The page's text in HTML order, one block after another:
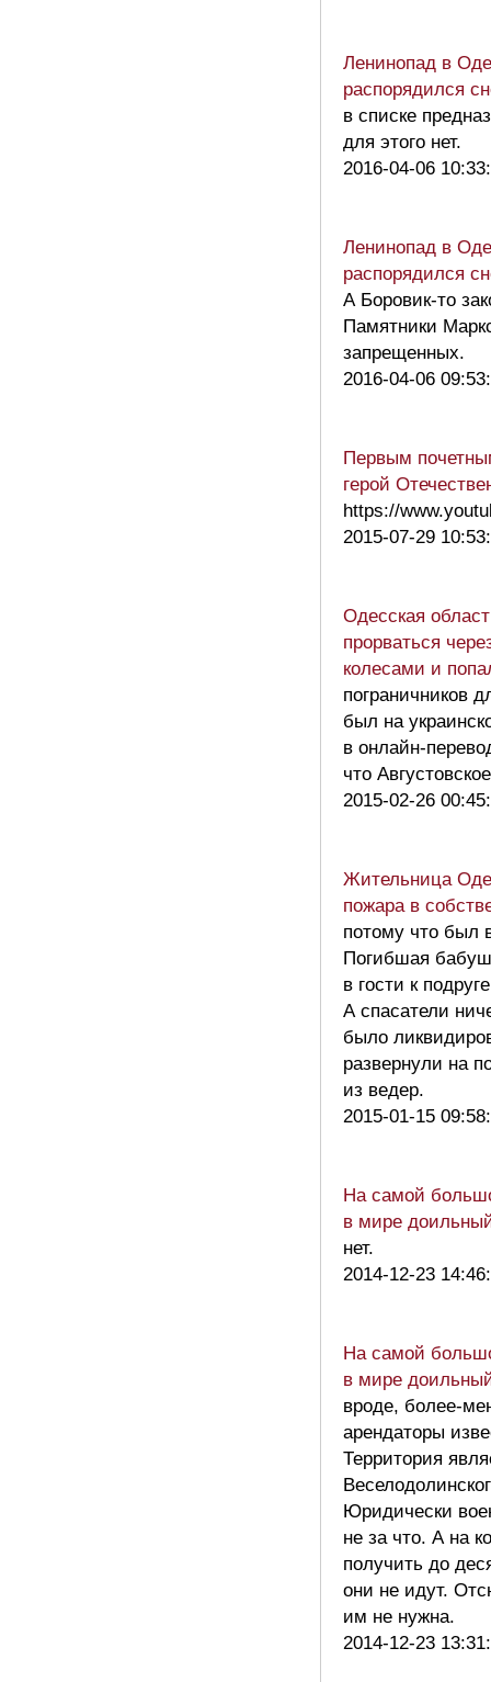
Ленинопад в
распорядился
в списке
для этого нет.
2016-04-06
Ленинопад в
распорядился
А Боровик-то
Памятники
запрещенных.
2016-04-06
Первым
герой
https://
2015-07-29
Одесская
прорваться
колесами и
пограничников
был на
в онлайн-
что
2015-02-26
Жительница
пожара в
потому что был
Погибшая
в гости к
А спасатели
было
развернули на
из ведер.
2015-01-15
На самой
в мире
нет.
2014-12-23
На самой
в мире
вроде, более-
арендаторы
Территория
Юридически
не за что. А на
получить до
они не идут.
им не нужна.
2014-12-23